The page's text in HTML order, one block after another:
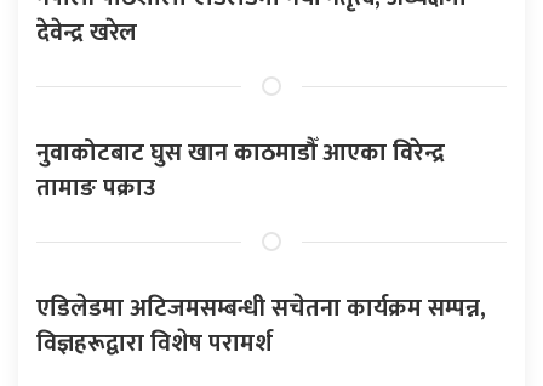
देवेन्द्र खरेल
नुवाकोटबाट घुस खान काठमाडौँ आएका विरेन्द्र
तामाङ पक्राउ
एडिलेडमा अटिजमसम्बन्धी सचेतना कार्यक्रम सम्पन्न,
विज्ञहरूद्वारा विशेष परामर्श